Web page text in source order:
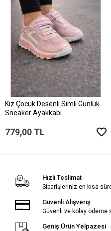
Kız Çocuk Desenli Simli Günlük
Sneaker Ayakkabı
779,00 TL
Hızlı Teslimat
Siparişleriniz en kısa
Güvenli Alışveriş
Güvenli ve kolay ödeme
Geniş Ürün Yelpazesi